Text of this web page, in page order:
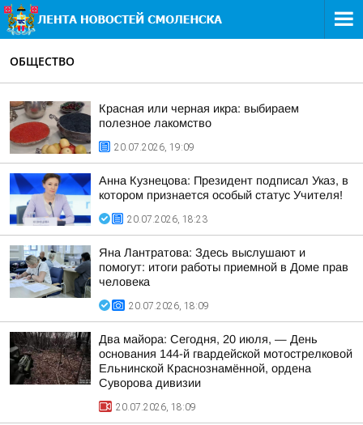
ОБЩЕСТВО
Красная или черная икра: выбираем
полезное лакомство
20.07.2026, 19:09
Анна Кузнецова: Президент подписал Указ, в
котором признается особый статус Учителя!
20.07.2026, 18:23
Яна Лантратова: Здесь выслушают и
помогут: итоги работы приемной в Доме прав
человека
20.07.2026, 18:09
Два майора: Сегодня, 20 июля, — День
основания 144-й гвардейской мотострелковой
Ельнинской Краснознамённой, ордена
Суворова дивизии
20.07.2026, 18:09